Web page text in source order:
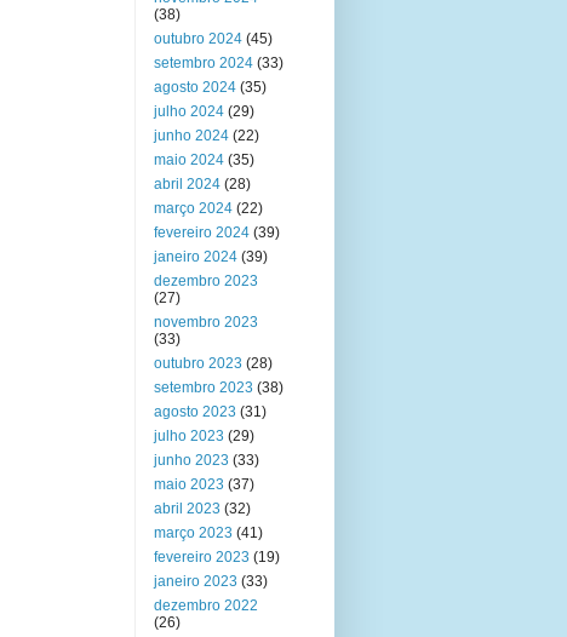
(38)
outubro 2024 (45)
setembro 2024 (33)
agosto 2024 (35)
julho 2024 (29)
junho 2024 (22)
maio 2024 (35)
abril 2024 (28)
março 2024 (22)
fevereiro 2024 (39)
janeiro 2024 (39)
dezembro 2023
(27)
novembro 2023
(33)
outubro 2023 (28)
setembro 2023 (38)
agosto 2023 (31)
julho 2023 (29)
junho 2023 (33)
maio 2023 (37)
abril 2023 (32)
março 2023 (41)
fevereiro 2023 (19)
janeiro 2023 (33)
dezembro 2022
(26)